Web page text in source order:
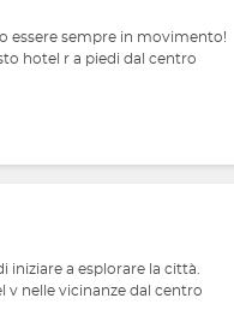
essere sempre in movimento!
hotel r a piedi dal centro
a esplorare la città.
v nelle vicinanze dal centro